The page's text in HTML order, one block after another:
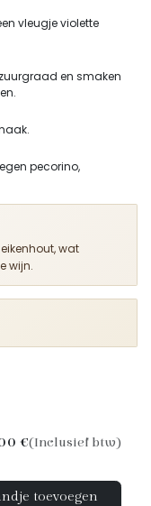
vleugje violette
en smaken
pecorino,
wat
wijn.
toevoegen
€(Inclusief btw)